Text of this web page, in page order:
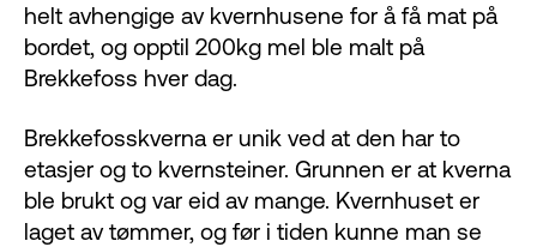
helt avhengige av kvernhusene for å få mat på
bordet, og opptil 200kg mel ble malt på
Brekkefoss hver dag.
Brekkefosskverna er unik ved at den har to
etasjer og to kvernsteiner. Grunnen er at kverna
ble brukt og var eid av mange. Kvernhuset er
laget av tømmer, og før i tiden kunne man se